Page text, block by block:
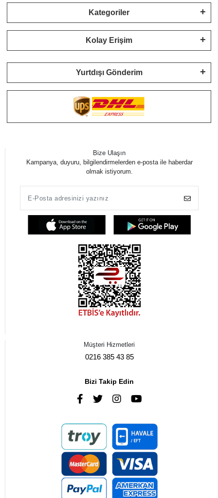
Kategoriler
Kolay Erişim
Yurtdışı Gönderim
Bize Ulaşın
Kampanya, duyuru, bilgilendirmelerden e-posta ile haberdar
olmak istiyorum.
Müşteri Hizmetleri
0216 385 43 85
Bizi Takip Edin